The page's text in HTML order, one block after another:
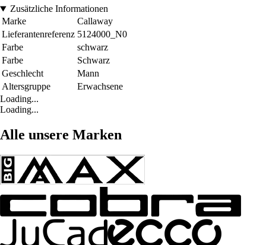
Zusätzliche Informationen
Marke
Callaway
Lieferantenreferenz 5124000_N0
Farbe
schwarz
Farbe
Schwarz
Geschlecht
Mann
Altersgruppe
Erwachsene
Loading...
Loading...
Alle unsere Marken